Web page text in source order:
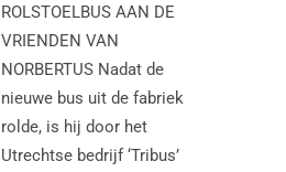
ROLSTOELBUS AAN DE
VRIENDEN VAN
NORBERTUS Nadat de
nieuwe bus uit de fabriek
rolde, is hij door het
Utrechtse bedrijf ‘Tribus’